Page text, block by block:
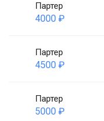
Партер
4000 ₽
Партер
4500 ₽
Партер
5000 ₽